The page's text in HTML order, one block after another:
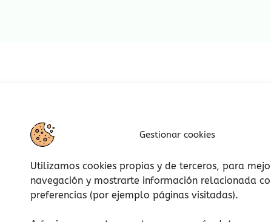
Gestionar cookies
Utilizamos cookies propias y de terceros, para
navegación y mostrarte información relacionada
preferencias (por ejemplo páginas visitadas).
hasta
19,00€
variantes.
Las